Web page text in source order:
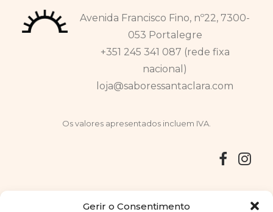
Gerir o Consentimento
Avenida Francisco Fino, nº22, 7300-
053 Portalegre
+351 245 341 087 (rede fixa
nacional)
loja@saboressantaclara.com
Os valores apresentados incluem IVA.